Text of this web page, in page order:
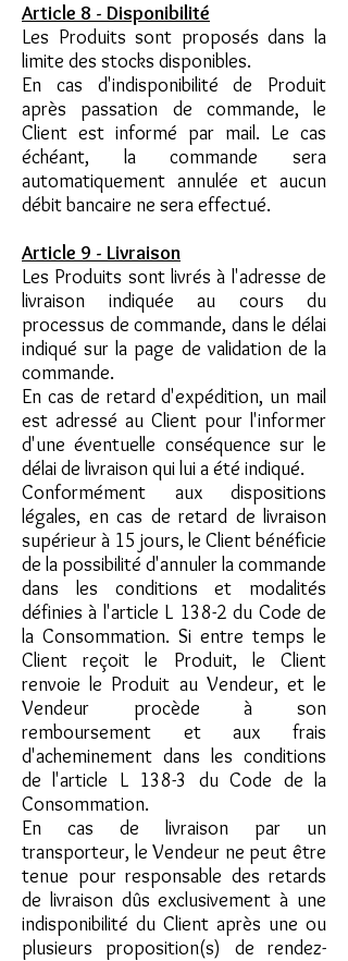
Article 8 - Disponibilité
Les Produits sont proposés dans la
limite des stocks disponibles.
En cas d'indisponibilité de Produit
après passation de commande, le
Client est informé par mail. Le cas
échéant, la commande sera
automatiquement annulée et aucun
débit bancaire ne sera effectué.
Article 9 - Livraison
Les Produits sont livrés à l'adresse de
livraison indiquée au cours du
processus de commande, dans le délai
indiqué sur la page de validation de la
commande.
En cas de retard d'expédition, un mail
est adressé au Client pour l'informer
d'une éventuelle conséquence sur le
délai de livraison qui lui a été indiqué.
Conformément aux dispositions
légales, en cas de retard de livraison
supérieur à 15 jours, le Client bénéficie
de la possibilité d'annuler la commande
dans les conditions et modalités
définies à l'article L 138-2 du Code de
la Consommation. Si entre temps le
Client reçoit le Produit, le Client
renvoie le Produit au Vendeur, et le
Vendeur procède à son
remboursement et aux frais
d'acheminement dans les conditions
de l'article L 138-3 du Code de la
Consommation.
En cas de livraison par un
transporteur, le Vendeur ne peut être
tenue pour responsable des retards
de livraison dûs exclusivement à une
indisponibilité du Client après une ou
plusieurs proposition(s) de rendez-